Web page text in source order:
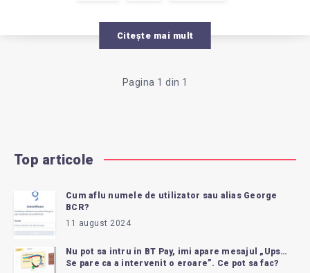
Citește mai mult
Pagina 1 din 1
Top articole
Cum aflu numele de utilizator sau alias George
BCR?
11 august 2024
Nu pot sa intru in BT Pay, imi apare mesajul „Ups…
Se pare ca a intervenit o eroare”. Ce pot sa fac?